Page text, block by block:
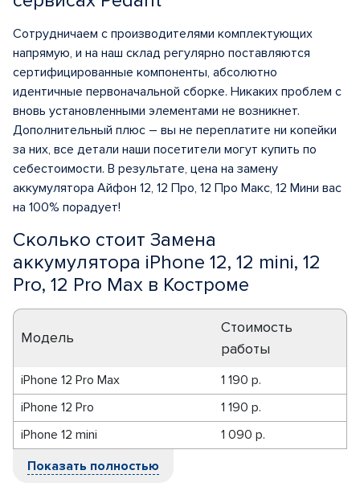
Сотрудничаем с производителями комплектующих
напрямую, и на наш склад регулярно поставляются
сертифицированные компоненты, абсолютно
идентичные первоначальной сборке. Никаких проблем с
вновь установленными элементами не возникнет.
Дополнительный плюс – вы не переплатите ни копейки
за них, все детали наши посетители могут купить по
себестоимости. В результате, цена на замену
аккумулятора Айфон 12, 12 Про, 12 Про Макс, 12 Мини вас
на 100% порадует!
Сколько стоит Замена
аккумулятора iPhone 12, 12 mini, 12
Pro, 12 Pro Max в Костроме
Модель
Стоимость
работы
iPhone 12 Pro Max
1 190 р.
iPhone 12 Pro
1 190 р.
iPhone 12 mini
1 090 р.
Показать полностью